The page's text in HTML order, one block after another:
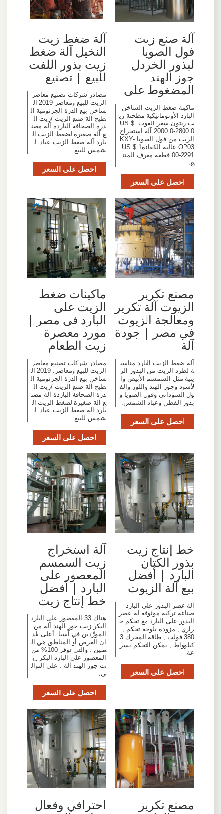
آلة صنع زيت
فول الصويا
لبذور الخردل
جوز الهند
المضغوط على
ماكينة ضغط الزيت الساخن
البارد الأوتوماتيكية مطحنة زي
ت زيتون سعر الفوب: US $
2000.0-2800.0 آلة استخراج
الزيت من فول الصويا KXY-
OP03 عالية الكفاءةUS $ 1
00-2291 قطعة معرف المنت
ج.
احصل على السعر
آلة ضغط زيت
النخيل آلة ضغط
زيت بذور اللفت
للبيع | تصنيع
مصادر شركات تصنيع معاصر
الزيت للبيع ومعاصر 2019 ال
ساخن بيع الذرة الجرثومية ال
طبخ آلة صنع الزيت /زيت ال
ذرة الصحافة الباردة آلة مصن
ع آلة صغيرة لضغط الزيت ال
بارد آلة ضغط الزيت عباد ال
شمس للبيع
احصل على السعر
مصنع تكرير
الزيوت آلة تكرير
ومعالجة الزيوت
في مصر | جودة
آلة
آلة ضغط الزيت البارد مناسب
ة لطرد الزيت من البذور الز
يتية مثل السمسم الأبيض وا
لأسود وجوز الهند واللوز والف
ول السوداني وفول الصويا و
بذور القطن وعباد الشمس.
احصل على السعر
ماكينات ضغط
الزيت على
البارد فى مصر |
مورد معصرة
زيت الطعام
مصادر شركات تصنيع معاصر
الزيت للبيع ومعاصر. 2019 ال
ساخن بيع الذرة الجرثومية ال
طبخ آلة صنع الزيت /زيت ال
ذرة الصحافة الباردة آلة مصن
ع آلة صغيرة لضغط الزيت ال
بارد آلة ضغط الزيت عباد ال
شمس للبيع
احصل على السعر
خط إنتاج زيت
بذور الكتان
البارد | أفضل
بيع آلة الزيوت
‫آلة عصر البذور على البارد -
صناعة تركية موثوقة لة عصر
البذور على البارد مع تحكم ح
راري , مزودة بلوحة تحكم ,
380 فولت , طاقة المحرك 3
كيلوواط , يمكن التحكم بسر
عة
احصل على السعر
آلة استخراج
زيت السمسم
المعصور على
البارد | أفضل
خط إنتاج زيت
هناك 33 المعصور على البارد
البكر زيت جوز الهند آلة من
المورِّدين في آسيا. أعلى بلد
ان العرض أو المناطق هي ال
صين ، والتي توفر 100% من
المعصور على البارد البكر زي
ت جوز الهند آلة ، على التوال
ي.
احصل على السعر
مصنع تكرير احترافي وفعال